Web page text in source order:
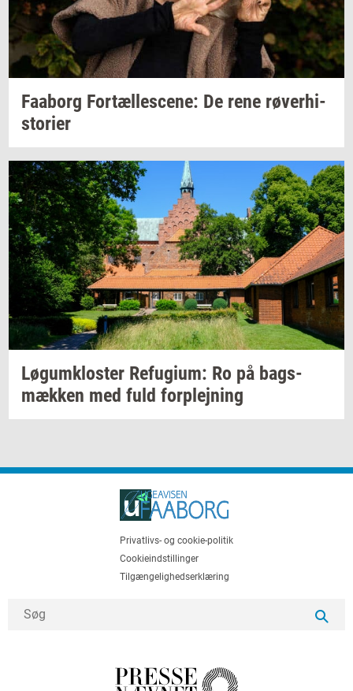
Faa­borg For­tæl­les­ce­ne: De rene rø­ver­hi­
sto­ri­er
Løgum­klo­ster Re­fu­gi­um: Ro på bags­
mæk­ken med fuld for­plej­ning
Privatlivs- og cookie-politik
Cookieindstillinger
Tilgængelighedserklæring